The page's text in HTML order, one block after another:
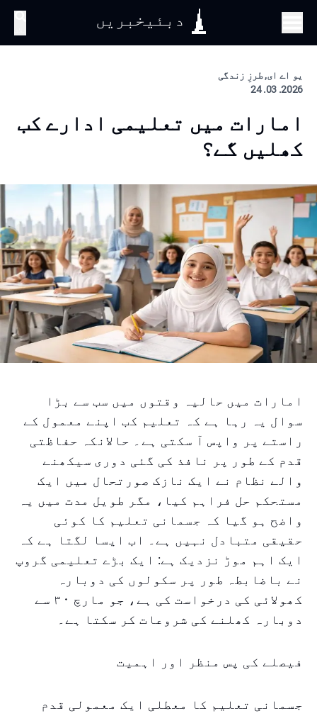
دبئیخبریں
یو اے ای, طرزِ زندگی
2026. 03. 24
امارات میں تعلیمی ادارے کب
کھلیں گے؟
امارات میں حالیہ وقتوں میں سب سے بڑا
سوال یہ رہا ہے کہ تعلیم کب اپنے معمول کے
راستے پر واپس آ سکتی ہے۔ حالانکہ حفاظتی
قدم کے طور پر نافذ کی گئی دوری سیکھنے
والے نظام نے ایک نازک صورتحال میں ایک
مستحکم حل فراہم کیا، مگر طویل مدت میں یہ
واضح ہو گیا کہ جسمانی تعلیم کا کوئی
حقیقی متبادل نہیں ہے۔ اب ایسا لگتا ہے کہ
ایک اہم موڑ نزدیک ہے: ایک بڑے تعلیمی گروپ
نے باضابطہ طور پر سکولوں کی دوبارہ
کھولائی کی درخواست کی ہے، جو مارچ ۳۰ سے
دوبارہ کھلنے کی شروعات کر سکتا ہے۔
فیصلے کی پس منظر اور اہمیت
جسمانی تعلیم کا معطلی ایک معمولی قدم